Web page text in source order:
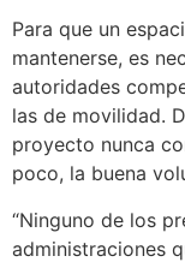
Para que un
mantenerse, es
autoridades
las de movilidad.
proyecto nunca
poco, la buena
“Ninguno de los
administraciones